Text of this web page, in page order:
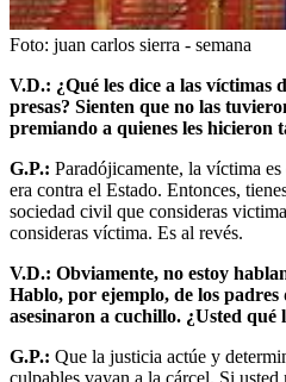
Foto: juan carlos sierra - semana
V.D.: ¿Qué les dice a las víctimas
presas? Sienten que no las
premiando a quienes les hicieron
G.P.: Paradójicamente, la víctima
era contra el Estado. Entonces,
sociedad civil que consideras
consideras víctima. Es al revés.
V.D.: Obviamente, no estoy
Hablo, por ejemplo, de los
asesinaron a cuchillo. ¿Usted qué
G.P.: Que la justicia actúe y
culpables vayan a la cárcel. Si